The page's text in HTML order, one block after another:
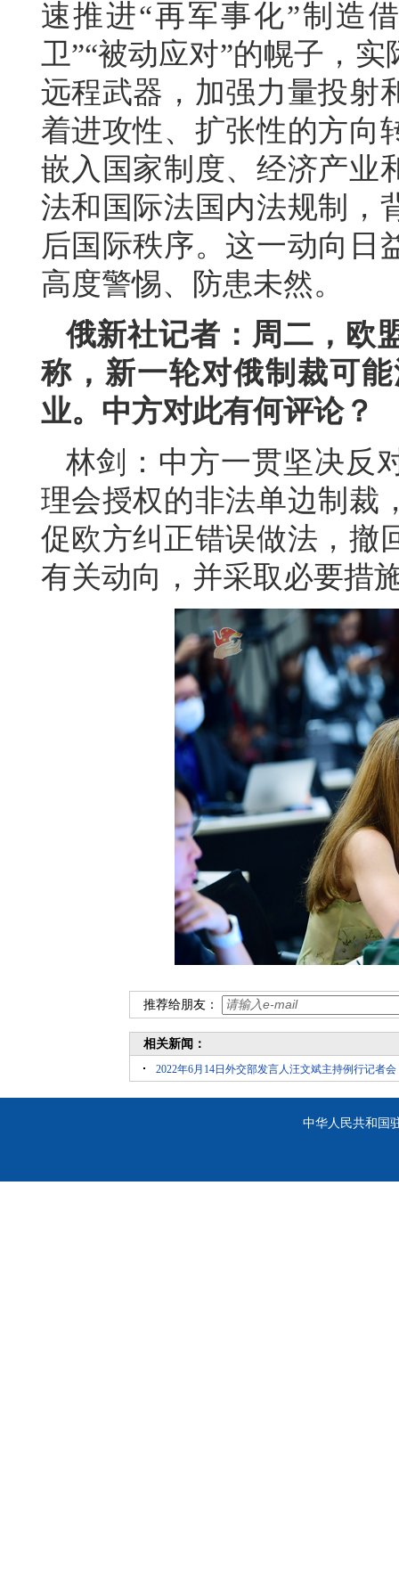
速推进“再军事化”制造
卫”“被动应对”的幌子，
远程武器，加强力量投射
着进攻性、扩张性的方向
嵌入国家制度、经济产业
法和国际法国内法规制，
后国际秩序。这一动向日
高度警惕、防患未然。
俄新社记者：周二，欧
称，新一轮对俄制裁可
业。中方对此有何评论？
林剑：中方一贯坚决反
理会授权的非法单边制裁
促欧方纠正错误做法，撤
有关动向，并采取必要措
推荐给朋友：
相关新闻：
2022年6月14日外交部发言人汪文斌主持例行记者会
中华人民共和国